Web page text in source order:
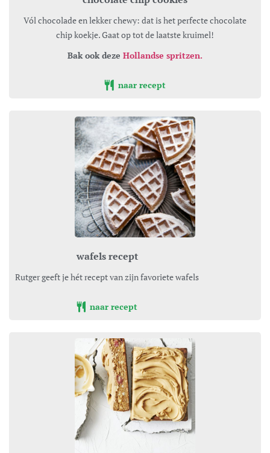
Vól chocolade en lekker chewy: dat is het perfecte chocolate
chip koekje. Gaat op tot de laatste kruimel!
Bak ook deze Hollandse spritzen.
naar recept
wafels recept
Rutger geeft je hét recept van zijn favoriete wafels
naar recept